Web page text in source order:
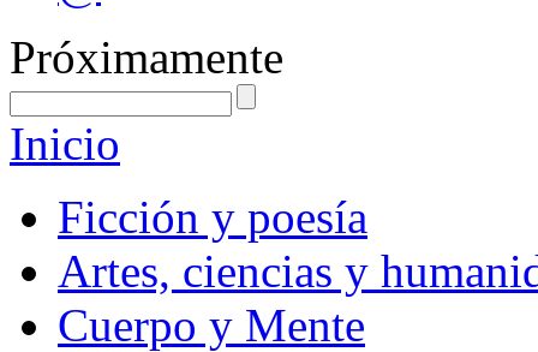
Próximamente
Inicio
Ficción y poesía
Artes, ciencias y
Cuerpo y Mente